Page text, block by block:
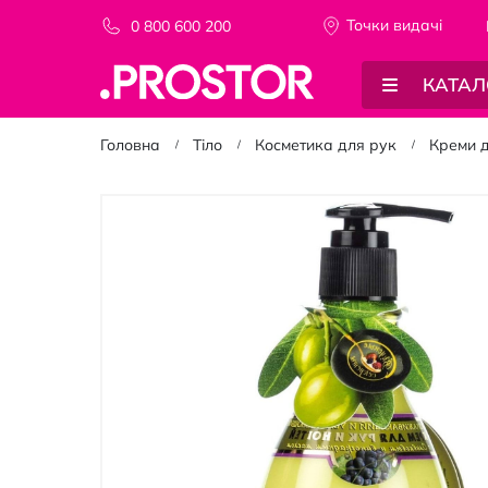
0 800 600 200 Точки видачi
Головна Тіло Косметика для рук Креми